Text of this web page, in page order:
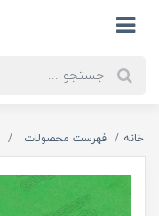
خانه فهرست محصولات